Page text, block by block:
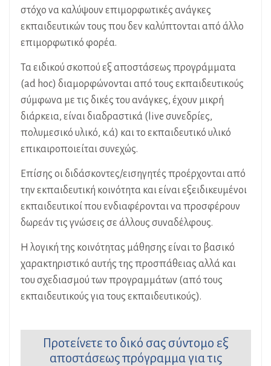
στόχο να καλύψουν επιμορφωτικές ανάγκες
εκπαιδευτικών τους που δεν καλύπτονται από άλλο
επιμορφωτικό φορέα.
Τα ειδικού σκοπού εξ αποστάσεως προγράμματα
(ad hoc) διαμορφώνονται από τους εκπαιδευτικούς
σύμφωνα με τις δικές του ανάγκες, έχουν μικρή
διάρκεια, είναι διαδραστικά (live συνεδρίες,
πολυμεσικό υλικό, κ.ά) και το εκπαιδευτικό υλικό
επικαιροποιείται συνεχώς.
Επίσης οι διδάσκοντες/εισηγητές προέρχονται από
την εκπαιδευτική κοινότητα και είναι εξειδικευμένοι
εκπαιδευτικοί που ενδιαφέρονται να προσφέρουν
δωρεάν τις γνώσεις σε άλλους συναδέλφους.
Η λογική της κοινότητας μάθησης είναι το βασικό
χαρακτηριστικό αυτής της προσπάθειας αλλά και
του σχεδιασμού των προγραμμάτων (από τους
εκπαιδευτικούς για τους εκπαιδευτικούς).
Προτείνετε το δικό σας σύντομο εξ
αποστάσεως πρόγραμμα για τις